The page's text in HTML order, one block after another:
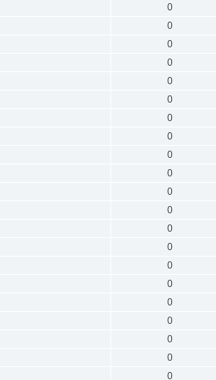
0
0
0
0
0
0
0
0
0
0
0
0
0
0
0
0
0
0
0
0
0